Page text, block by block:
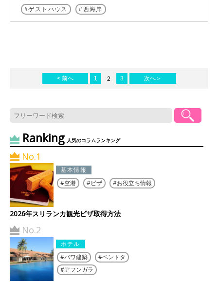
ゲストハウス 西海岸
< 前へ 1 2 3 次へ＞
Ranking 人気のコラムランキング
No.1
基本情報
空港
ビザ お役立ち情報
2026年スリランカ観光ビザ取得方法
No.2
ホテル
バワ建築
ベントタ
アフンガラ